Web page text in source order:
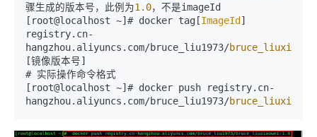
骤生成的版本号，此例为1.0，不是imageId
[root@localhost ~]# docker tag[ImageId ]
registry. cn-
hangzhou. aliyuncs . com/bruce_liu1973/
[镜像版本号]
# 实际操作命令格式
[root@localhost ~]# docker push registry. cn-
hangzhou. aliyuncs . com/bruce_liu1973/